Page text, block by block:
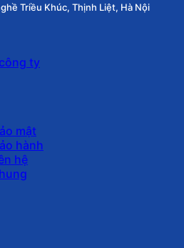
Triều Khúc, Thịnh Liệt, Hà Nội
ty
mật
hành
hệ